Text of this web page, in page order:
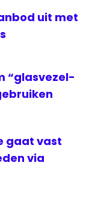
uit met
“glasvezel-
gaat vast
via